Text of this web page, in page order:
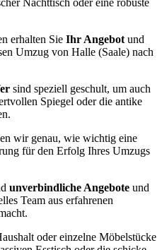
erhalten Sie Ihr Angebot und
Umzug von Halle (Saale) nach
sind speziell geschult, um auch
Spiegel oder die antike
wir genau, wie wichtig eine
für den Erfolg Ihres Umzugs
unverbindliche Angebote und
Team aus erfahrenen
oder einzelne Möbelstücke